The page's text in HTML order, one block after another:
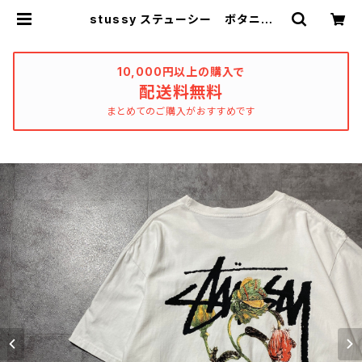
stussy ステューシー ボタニカ
thing_katharsis
10,000円以上の購入で
配送料無料
まとめてのご購入がおすすめです